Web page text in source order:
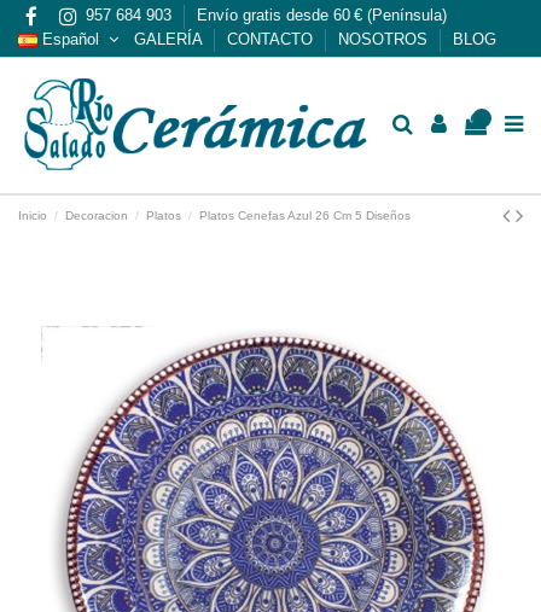
957 684 903
Envío gratis desde 60 € (Península)
Español
GALERÍA CONTACTO NOSOTROS BLOG
Inicio Decoracion Platos Platos Cenefas Azul 26 Cm 5 Diseños